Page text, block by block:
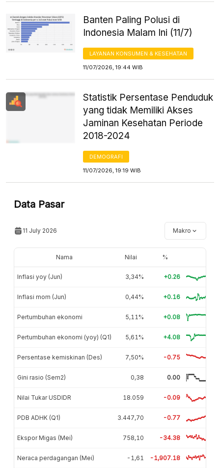
Banten Paling Polusi di
Indonesia Malam Ini (11/7)
LAYANAN KONSUMEN & KESEHATAN
11/07/2026, 19:44 WIB
Statistik Persentase Penduduk
yang tidak Memiliki Akses
Jaminan Kesehatan Periode
2018-2024
DEMOGRAFI
11/07/2026, 19:19 WIB
Data Pasar
11 July 2026 Makro
Nama Nilai %
Inflasi yoy (Jun) 3,34% +0.26
Inflasi mom (Jun) 0,44% +0.16
Pertumbuhan ekonomi 5,11% +0.08
Pertumbuhan ekonomi (yoy) (Q1) 5,61% +4.08
Persentase kemiskinan (Des) 7,50% -0.75
Gini rasio (Sem2) 0,38 0.00
Nilai Tukar USDIDR 18.059 -0.09
PDB ADHK (Q1) 3.447,70 -0.77
Ekspor Migas (Mei) 758,10 -34.38
Neraca perdagangan (Mei) -1,61 -1,907.18